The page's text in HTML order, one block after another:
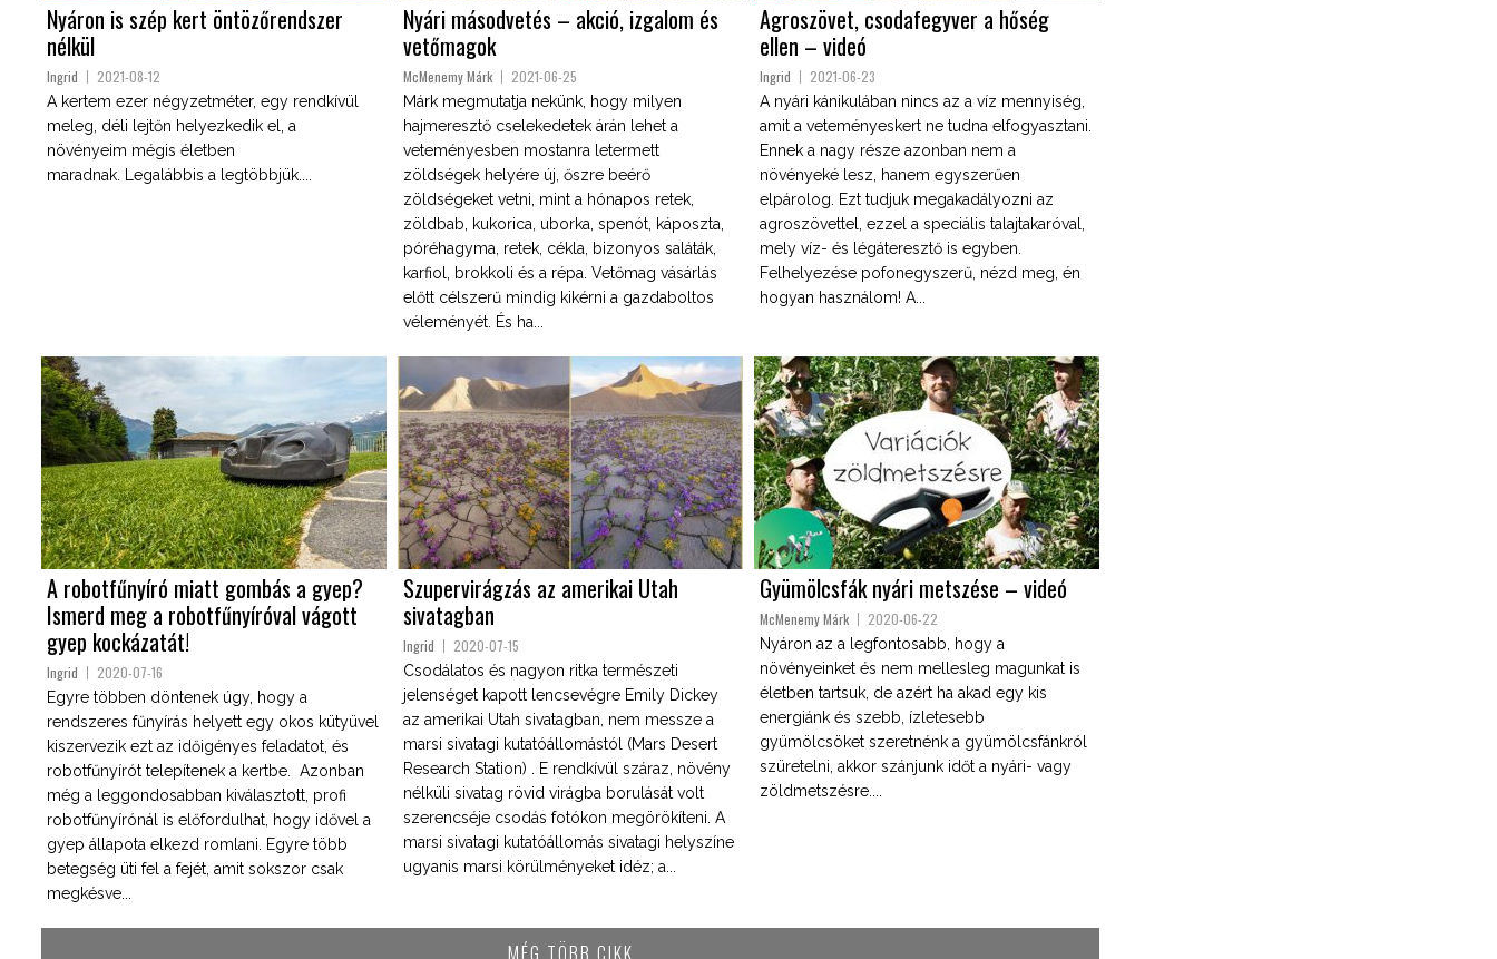
Nyáron is szép kert öntözőrendszer
nélkül
Ingrid 2021-08-12
A kertem ezer négyzetméter, egy rendkívül
meleg, déli lejtőn helyezkedik el, a
növényeim mégis életben
maradnak. Legalábbis a legtöbbjük....
Nyári másodvetés – akció, izgalom és
vetőmagok
McMenemy Márk 2021-06-25
Márk megmutatja nekünk, hogy milyen
hajmeresztő cselekedetek árán lehet a
veteményesben mostanra letermett
zöldségek helyére új, őszre beérő
zöldségeket vetni, mint a hónapos retek,
zöldbab, kukorica, uborka, spenót, káposzta,
póréhagyma, retek, cékla, bizonyos saláták,
karfiol, brokkoli és a répa. Vetőmag vásárlás
előtt célszerű mindig kikérni a gazdaboltos
véleményét. És ha...
Agroszövet, csodafegyver a hőség
ellen – videó
Ingrid 2021-06-23
A nyári kánikulában nincs az a víz mennyiség,
amit a veteményeskert ne tudna elfogyasztani.
Ennek a nagy része azonban nem a
növényeké lesz, hanem egyszerűen
elpárolog. Ezt tudjuk megakadályozni az
agroszövettel, ezzel a speciális talajtakaróval,
mely víz- és légáteresztő is egyben.
Felhelyezése pofonegyszerű, nézd meg, én
hogyan használom! A...
A robotfűnyíró miatt gombás a gyep?
Ismerd meg a robotfűnyíróval vágott
gyep kockázatát!
Ingrid 2020-07-16
Egyre többen döntenek úgy, hogy a
rendszeres fűnyírás helyett egy okos kütyüvel
kiszervezik ezt az időigényes feladatot, és
robotfűnyírót telepítenek a kertbe. Azonban
még a leggondosabban kiválasztott, profi
robotfűnyírónál is előfordulhat, hogy idővel a
gyep állapota elkezd romlani. Egyre több
betegség üti fel a fejét, amit sokszor csak
megkésve...
Szupervirágzás az amerikai Utah
sivatagban
Ingrid 2020-07-15
Csodálatos és nagyon ritka természeti
jelenséget kapott lencsevégre Emily Dickey
az amerikai Utah sivatagban, nem messze a
marsi sivatagi kutatóállomástól (Mars Desert
Research Station) . E rendkívül száraz, növény
nélküli sivatag rövid virágba borulását volt
szerencséje csodás fotókon megörökíteni. A
marsi sivatagi kutatóállomás sivatagi helyszíne
ugyanis marsi körülményeket idéz; a...
Gyümölcsfák nyári metszése – videó
McMenemy Márk 2020-06-22
Nyáron az a legfontosabb, hogy a
növényeinket és nem mellesleg magunkat is
életben tartsuk, de azért ha akad egy kis
energiánk és szebb, ízletesebb
gyümölcsöket szeretnénk a gyümölcsfánkról
szüretelni, akkor szánjunk időt a nyári- vagy
zöldmetszésre....
MÉG TÖBB CIKK